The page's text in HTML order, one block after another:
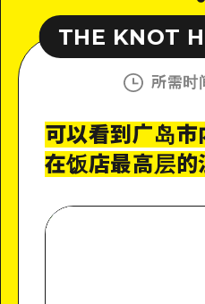
HIROSHIMA
所需时
可以看到广岛
在饭店最高层的